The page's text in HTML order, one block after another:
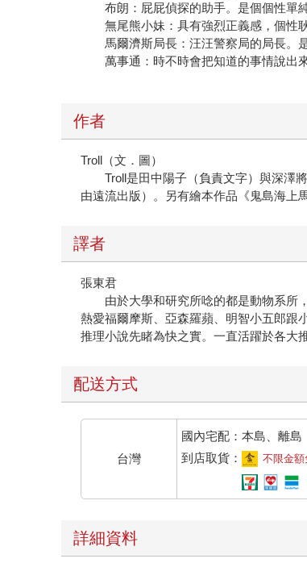
布朗：屁屁偵探的助手。是個個性單純
無尾熊小妹：具有強烈正義感，個性
馬爾濟斯局長：汪汪警察局的局長。是
萬事通：時不時會把知道的事情說出
作者
Troll（文．圖）
Troll是田中陽子（負責文字）與深澤將
由遠流出版）。另有繪本作品《鬼島海上
譯者
張東君
由於大學和研究所唸的都是動物系所，
熱愛福爾摩斯、亞森羅蘋、明智小五郎跟
推理小說先睹為快之實。一直活躍於各大
配送方式
台灣
國內宅配：本島、離島
到店取貨：
不限金額
詳細資料